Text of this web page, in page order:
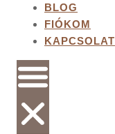
BLOG
FIÓKOM
KAPCSOLAT